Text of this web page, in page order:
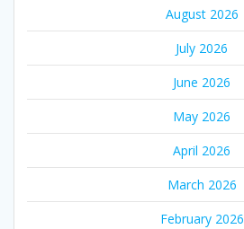
August 2026
July 2026
June 2026
May 2026
April 2026
March 2026
February 2026